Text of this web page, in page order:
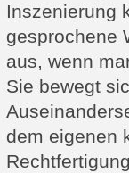
Inszenierung
gesprochene
aus, wenn
Sie bewegt
dem eigenen